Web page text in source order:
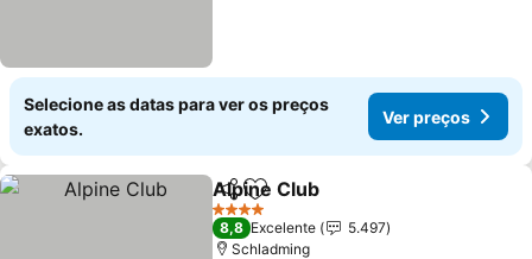
Selecione as datas para ver os preços
exatos.
Ver preços
PartilharAdicionar aos favoritos
Alpine Club
4 Estrelas
8,8 Excelente
5.497
Schladming